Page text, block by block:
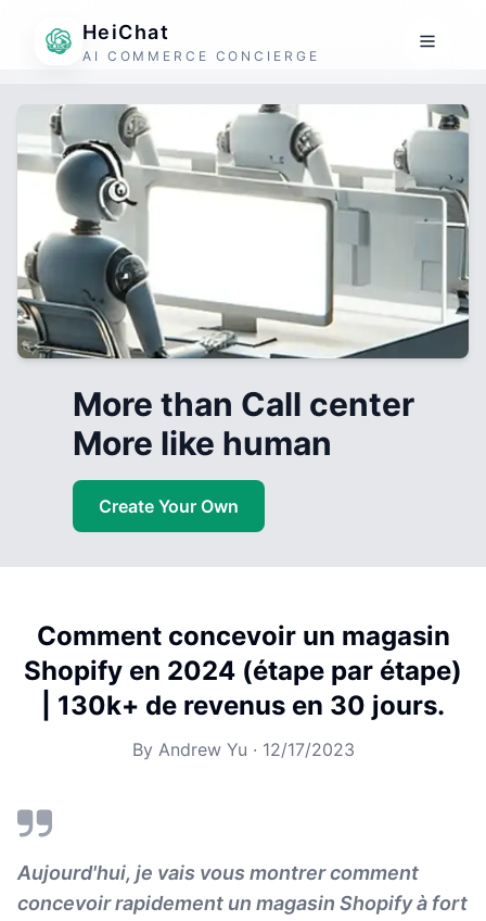
HeiChat
AI COMMERCE CONCIERGE
More than Call center
More like human
Create Your Own
Comment concevoir un magasin
Shopify en 2024 (étape par étape)
| 130k+ de revenus en 30 jours.
By Andrew Yu · 12/17/2023
Aujourd'hui, je vais vous montrer comment
concevoir rapidement un magasin Shopify à fort